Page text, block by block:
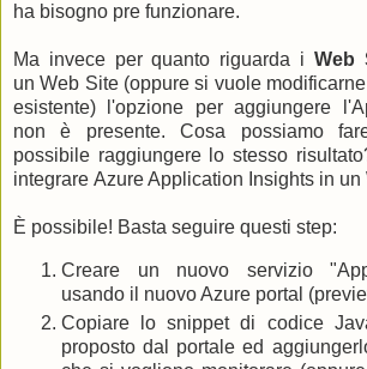
ha bisogno pre funzionare.
Ma invece per quanto riguarda i Web
un Web Site (oppure si vuole
esistente) l'opzione per aggiungere
non è presente. Cosa possiamo
possibile raggiungere lo stesso
integrare Azure Application Insights in un
È possibile! Basta seguire questi step:
Creare un nuovo servizio
usando il nuovo Azure portal
Copiare lo snippet di codice
proposto dal portale ed